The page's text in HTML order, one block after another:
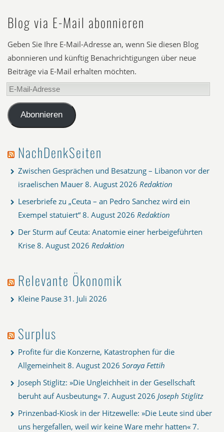
Blog via E-Mail abonnieren
Geben Sie Ihre E-Mail-Adresse an, wenn Sie diesen Blog
abonnieren und künftig Benachrichtigungen über neue
Beiträge via E-Mail erhalten möchten.
E-
Mail-
AdresseAbonnieren
NachDenkSeiten
Zwischen Gesprächen und Besatzung – Libanon vor der
israelischen Mauer 8. August 2026 Redaktion
Leserbriefe zu „Ceuta – an Pedro Sanchez wird ein
Exempel statuiert“ 8. August 2026 Redaktion
Der Sturm auf Ceuta: Anatomie einer herbeigeführten
Krise 8. August 2026 Redaktion
Relevante Ökonomik
Kleine Pause 31. Juli 2026
Surplus
Profite für die Konzerne, Katastrophen für die
Allgemeinheit 8. August 2026 Soraya Fettih
Joseph Stiglitz: »Die Ungleichheit in der Gesellschaft
beruht auf Ausbeutung« 7. August 2026 Joseph Stiglitz
Prinzenbad-Kiosk in der Hitzewelle: »Die Leute sind über
uns hergefallen, weil wir keine Ware mehr hatten« 7.